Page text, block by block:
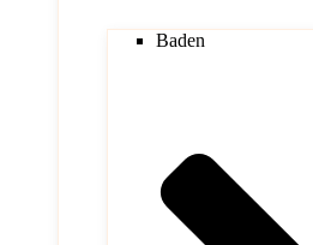
Baden